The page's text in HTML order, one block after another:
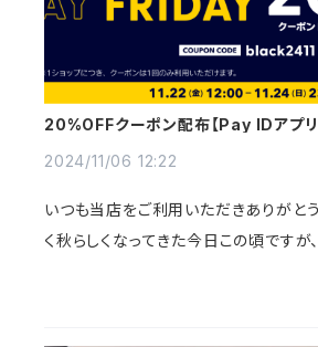
20%OFFクーポン配布【Pay IDアプ
2024/11/06 12:22
いつも当店をご利用いただきありがとう
く秋らしくなってきた今日この頃ですが